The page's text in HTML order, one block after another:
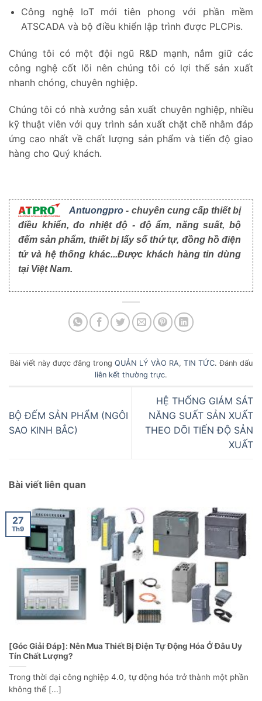
Công nghệ IoT mới tiên phong với phần mềm
ATSCADA và bộ điều khiển lập trình được PLCPis.
Chúng tôi có một đội ngũ R&D mạnh, nắm giữ các
công nghệ cốt lõi nên chúng tôi có lợi thế sản xuất
nhanh chóng, chuyên nghiệp.
Chúng tôi có nhà xưởng sản xuất chuyên nghiệp, nhiều
kỹ thuật viên với quy trình sản xuất chặt chẽ nhằm đáp
ứng cao nhất về chất lượng sản phẩm và tiến độ giao
hàng cho Quý khách.
Antuongpro - chuyên cung cấp thiết bị
điều khiển, đo nhiệt độ - độ ẩm, năng suất, bộ
đếm sản phẩm, thiết bị lấy số thứ tự, đồng hồ điện
tử và hệ thống khác...Được khách hàng tin dùng
tại Việt Nam.
Bài viết này được đăng trong QUẢN LÝ VÀO RA, TIN TỨC. Đánh dấu
liên kết thường trực.
BỘ ĐẾM SẢN PHẨM (NGÔI
SAO KINH BẮC)
HỆ THỐNG GIÁM SÁT
NĂNG SUẤT SẢN XUẤT
THEO DÕI TIẾN ĐỘ SẢN
XUẤT
Bài viết liên quan
[Góc Giải Đáp]: Nên Mua Thiết Bị Điện Tự Động Hóa Ở Đâu Uy
Tín Chất Lượng?
Trong thời đại công nghiệp 4.0, tự động hóa trở thành một phần
không thể [...]
27
Th9